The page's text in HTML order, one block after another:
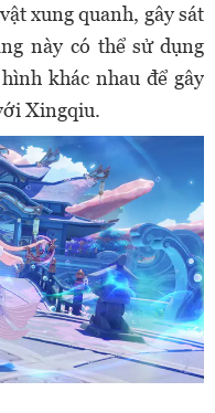
xung quanh, gây sát
này có thể sử dụng
khác nhau để gây
Xingqiu.